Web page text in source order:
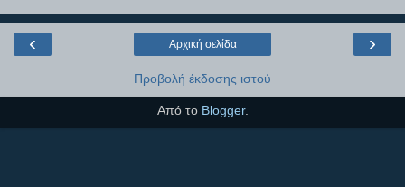
‹ ›
Αρχική σελίδα
Προβολή έκδοσης ιστού
Από το Blogger.